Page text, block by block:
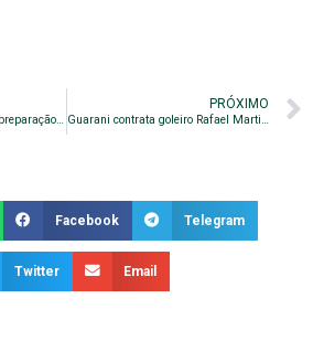
Fabiano Rosenau detalha preparação física para o Campeonato Paulista
PRÓXIMO
Guarani contrata goleiro Rafael Martins por empréstimo
Facebook Telegram
Twitter Email